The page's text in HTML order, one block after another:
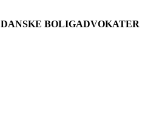
DANSKE BOLIGADVOKATER